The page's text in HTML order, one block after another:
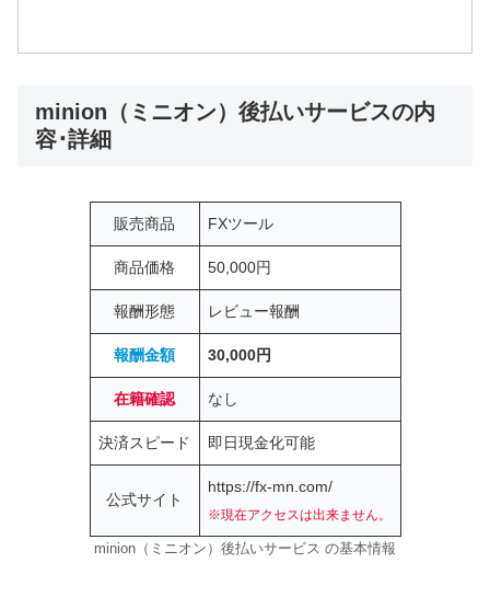
minion（ミニオン）後払いサービスの内
容･詳細
販売商品 FXツール
商品価格 50,000円
報酬形態 レビュー報酬
報酬金額 30,000円
在籍確認 なし
決済スピード 即日現金化可能
公式サイト
https://fx-mn.com/
※現在アクセスは出来ません。
minion（ミニオン）後払いサービス の基本情報